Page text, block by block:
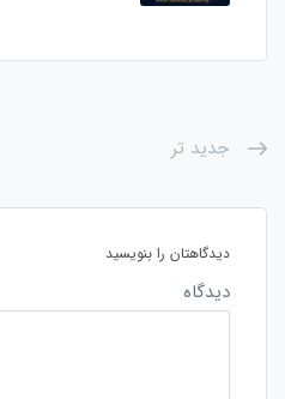
جدید تر
دیدگاهتان را بنویسید
دیدگاه